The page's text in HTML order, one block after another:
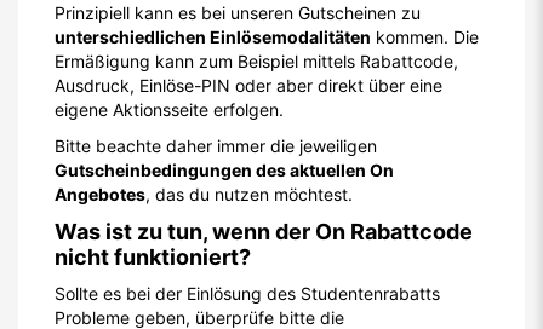
Prinzipiell kann es bei unseren Gutscheinen zu
unterschiedlichen Einlösemodalitäten kommen. Die
Ermäßigung kann zum Beispiel mittels Rabattcode,
Ausdruck, Einlöse-PIN oder aber direkt über eine
eigene Aktionsseite erfolgen.
Bitte beachte daher immer die jeweiligen
Gutscheinbedingungen des aktuellen On
Angebotes, das du nutzen möchtest.
Was ist zu tun, wenn der On Rabattcode
nicht funktioniert?
Sollte es bei der Einlösung des Studentenrabatts
Probleme geben, überprüfe bitte die